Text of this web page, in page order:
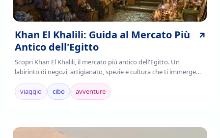
Khan El Khalili: Guida al Mercato Più
Antico dell'Egitto
Scopri Khan El Khalili, il mercato più antico dell'Egitto. Un
labirinto di negozi, artigianato, spezie e cultura che ti immerge
nell'autenticità cairota. Leggi!
viaggio
cibo avventure